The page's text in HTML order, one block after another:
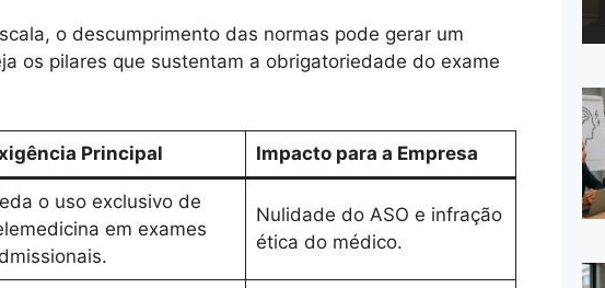
o descumprimento das normas pode gerar um
os pilares que sustentam a obrigatoriedade do exame
Principal Impacto para a Empresa
o uso exclusivo de
em exames
Nulidade do ASO e infração
ética do médico.